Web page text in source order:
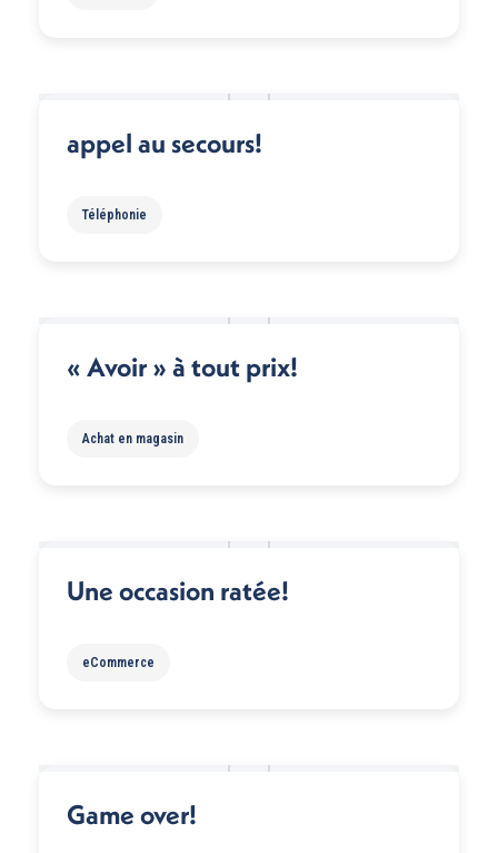
appel au secours!
Téléphonie
« Avoir » à tout prix!
Achat en magasin
Une occasion ratée!
eCommerce
Game over!